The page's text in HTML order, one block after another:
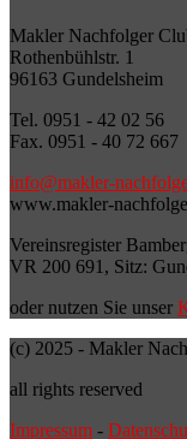
Makler Nachfolger
Rothenbühlstr. 1
96163 Gundelsheim
Tel. 0951 - 42 02 56
Fax. 0951 - 40 72 667
info@makler-
www.makler-
Vereinsregister
VR 200 691, Sitz:
oder nutzen Sie unser
(c) 2025 - Makler
all rights reserved
Impressum -